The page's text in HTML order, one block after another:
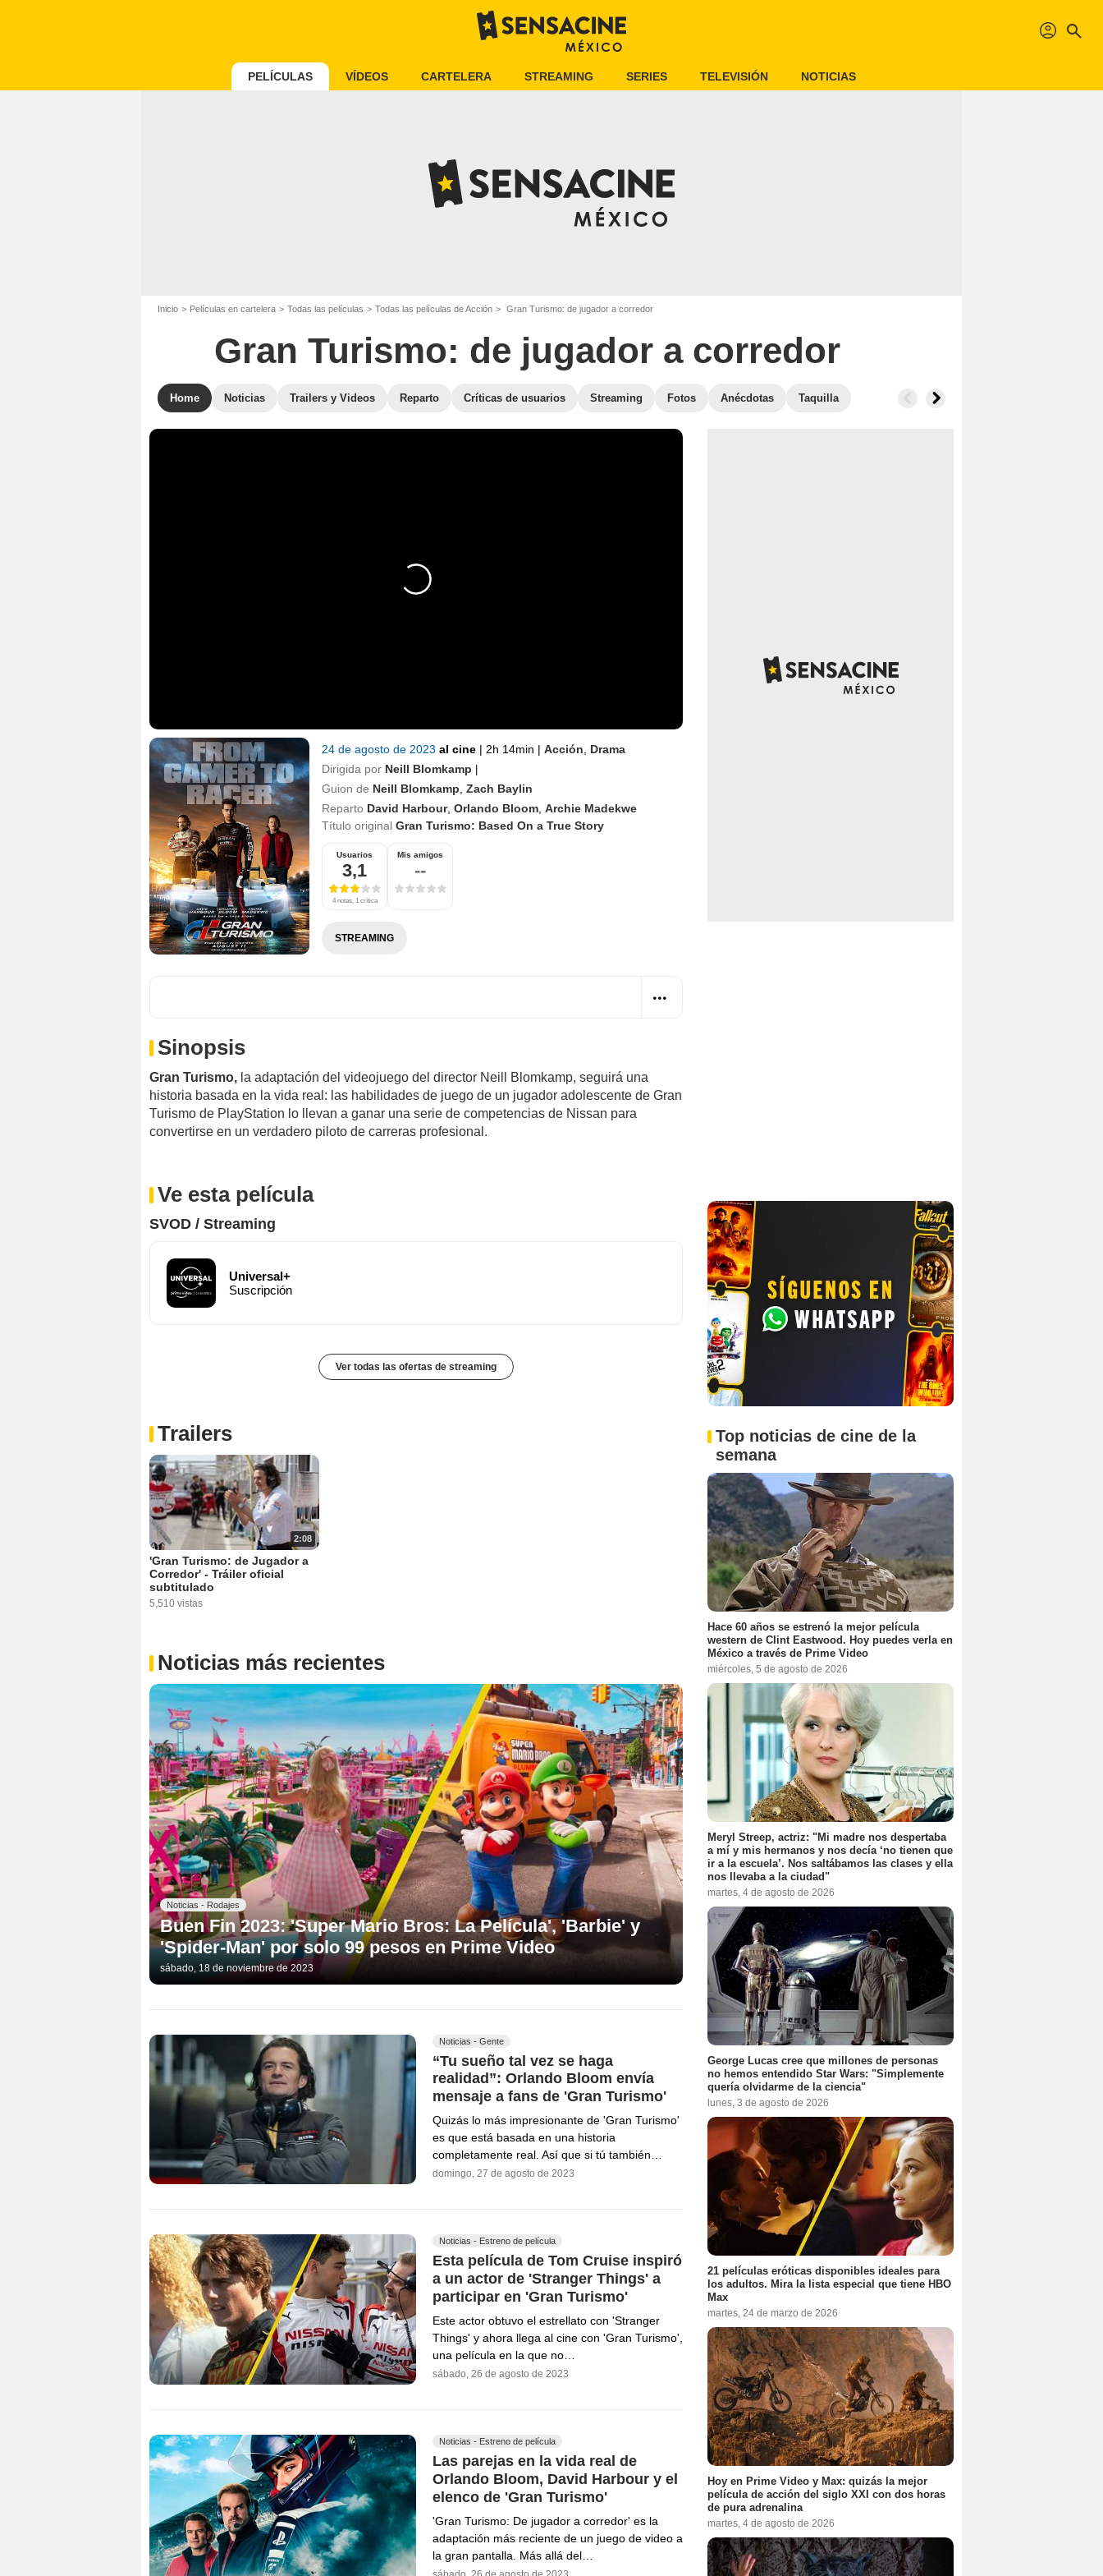
profil search
PELÍCULAS VÍDEOS CARTELERA STREAMING SERIES TELEVISIÓN NOTICIAS
Inicio Películas en cartelera Todas las películas Todas las películas de Acción Gran Turismo: de jugador a corredor
Gran Turismo: de jugador a corredor
Home Noticias Trailers y Videos Reparto Críticas de usuarios Streaming Fotos Anécdotas Taquilla
24 de agosto de 2023 al cine | 2h 14min | Acción
Drama
Dirigida por Neill Blomkamp |
Guion de Neill Blomkamp Zach Baylin
Reparto David Harbour, Orlando Bloom Archie Madekwe
Título original Gran Turismo: Based On a True Story
Usuarios
3,1
4 notas, 1 crítica
Mis amigos
--
STREAMING
Sinopsis
Gran Turismo, la adaptación del videojuego del director Neill Blomkamp, seguirá una
historia basada en la vida real: las habilidades de juego de un jugador adolescente de Gran
Turismo de PlayStation lo llevan a ganar una serie de competencias de Nissan para
convertirse en un verdadero piloto de carreras profesional.
Ve esta película
SVOD / Streaming
Universal+
Suscripción
Ver todas las ofertas de streaming
Trailers
2:08
'Gran Turismo: de Jugador a
Corredor' - Tráiler oficial
subtitulado
5,510 vistas
Noticias más recientes
Noticias - Rodajes
Buen Fin 2023: 'Super Mario Bros: La Película', 'Barbie' y
'Spider-Man' por solo 99 pesos en Prime Video
sábado, 18 de noviembre de 2023
Noticias - Gente
“Tu sueño tal vez se haga
realidad”: Orlando Bloom envía
mensaje a fans de 'Gran Turismo'
Quizás lo más impresionante de 'Gran Turismo'
es que está basada en una historia
completamente real. Así que si tú también…
domingo, 27 de agosto de 2023
Noticias - Estreno de película
Esta película de Tom Cruise inspiró
a un actor de 'Stranger Things' a
participar en 'Gran Turismo'
Este actor obtuvo el estrellato con 'Stranger
Things' y ahora llega al cine con 'Gran Turismo',
una película en la que no…
sábado, 26 de agosto de 2023
Noticias - Estreno de película
Las parejas en la vida real de
Orlando Bloom, David Harbour y el
elenco de 'Gran Turismo'
'Gran Turismo: De jugador a corredor' es la
adaptación más reciente de un juego de video a
la gran pantalla. Más allá del…
Top noticias de cine de la
semana
Hace 60 años se estrenó la mejor película
western de Clint Eastwood. Hoy puedes verla en
México a través de Prime Video
miércoles, 5 de agosto de 2026
Meryl Streep, actriz: "Mi madre nos despertaba
a mí y mis hermanos y nos decía ‘no tienen que
ir a la escuela’. Nos saltábamos las clases y ella
nos llevaba a la ciudad"
martes, 4 de agosto de 2026
George Lucas cree que millones de personas
no hemos entendido Star Wars: "Simplemente
quería olvidarme de la ciencia"
lunes, 3 de agosto de 2026
21 películas eróticas disponibles ideales para
los adultos. Mira la lista especial que tiene HBO
Max
martes, 24 de marzo de 2026
Hoy en Prime Video y Max: quizás la mejor
película de acción del siglo XXI con dos horas
de pura adrenalina
martes, 4 de agosto de 2026